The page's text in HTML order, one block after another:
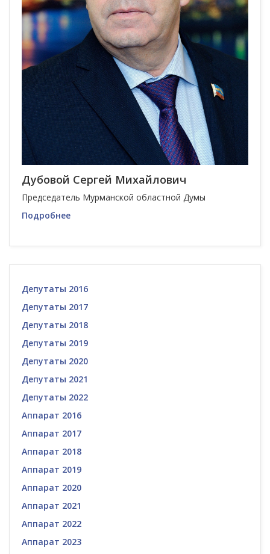
Дубовой Сергей Михайлович
Председатель Мурманской областной Думы
Подробнее
Депутаты 2016
Депутаты 2017
Депутаты 2018
Депутаты 2019
Депутаты 2020
Депутаты 2021
Депутаты 2022
Аппарат 2016
Аппарат 2017
Аппарат 2018
Аппарат 2019
Аппарат 2020
Аппарат 2021
Аппарат 2022
Аппарат 2023